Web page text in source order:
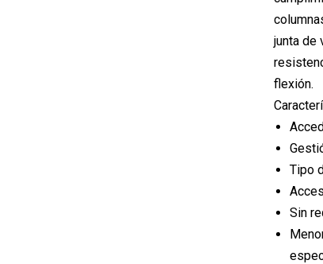
junta de
flexión.
Tipo
Sin